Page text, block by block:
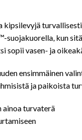
kun
sopii vasen- ja
ensimmäinen
ja paikoista
turvaterä